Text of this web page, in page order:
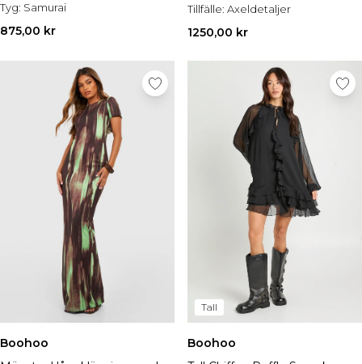
Tyg: Samurai
875,00 kr
Tillfälle: Axeldetaljer
1250,00 kr
Boohoo
Tall
Boohoo